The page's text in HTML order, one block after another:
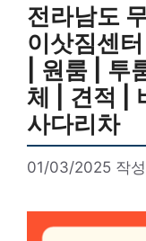
전라남도
이삿짐센
| 원룸 | 투
체 | 견적 |
사다리차
01/03/2025 작